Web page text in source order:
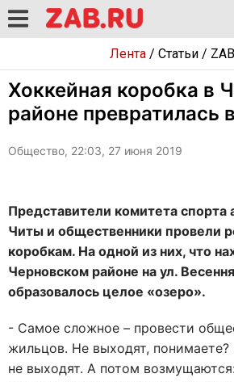
Лента/ Статьи/
Хоккейная коробка в
районе превратилась
Общество, 22:03, 27 июня 2019
Представители комитета спорта
Читы и общественники провели
коробкам. На одной из них, что
Черновском районе на ул.
образовалось целое «озеро».
- Самое сложное – провести
жильцов. Не выходят, понимаете?
не выходят. А потом